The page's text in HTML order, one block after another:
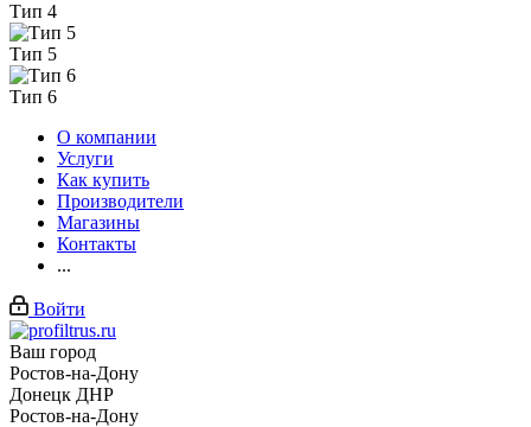
Тип 4
Тип 5
Тип 6
О компании
Услуги
Как купить
Производители
Магазины
Контакты
...
Войти
Ваш город
Ростов-на-Дону
Донецк ДНР
Ростов-на-Дону